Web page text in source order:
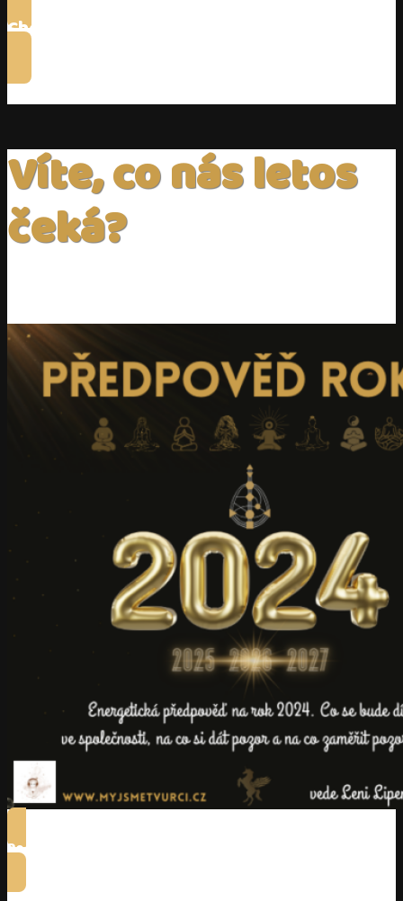
Chci vědět víc
Víte, co nás letos
čeká?
Podívejte se, co nás v roce 2024 čeká